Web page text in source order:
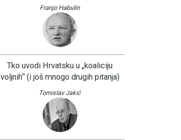
Franjo Habulin
Tko uvodi Hrvatsku u „koaliciju
voljnih“ (i još mnogo drugih pitanja)
Tomislav Jakić